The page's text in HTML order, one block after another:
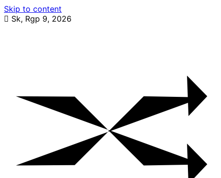
Skip to content
Sk, Rgp 9, 2026